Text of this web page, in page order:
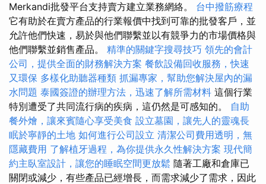
Merkandi批發平台支持賣方建立業務網絡。 台中撥筋療程
它有助於在賣方產品的行業報價中找到可靠的批發客戶，並
允許他們快速，易於與他們聯繫並以有競爭力的市場價格與
他們聯繫並銷售產品。 精準的關鍵字搜尋技巧 領先的會計
公司，提供全面的財務解決方案 餐飲設備回收服務，快速
又環保 多樣化助聽器種類 抓漏專家，幫助您解決屋內的漏
水問題 泰國簽證的辦理方法，迅速了解所需材料 這個行業
特別遭受了共同流行病的疾病，這仍然是可感知的。 自助
餐外燴，讓來賓隨心享受美食 設立墓園，讓先人的靈魂長
眠於寧靜的土地 如何進行公司設立 清潔公司費用透明，無
隱藏費用 了解植牙過程，為你提供永久性解決方案 現代簡
約主臥室設計，讓您的睡眠空間更放鬆 隨著工廠和倉庫已
關閉或減少，有些產品已經增長，而需求減少了需求，因此